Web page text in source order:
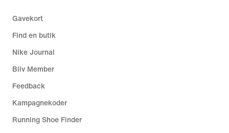
Gavekort
Find en butik
Nike Journal
Bliv Member
Feedback
Kampagnekoder
Running Shoe Finder